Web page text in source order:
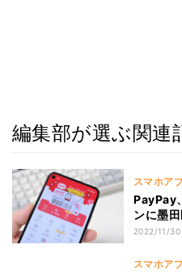
編集部が選ぶ関連
スマホア
PayPay
ンに墨
2022/11/30
スマホア